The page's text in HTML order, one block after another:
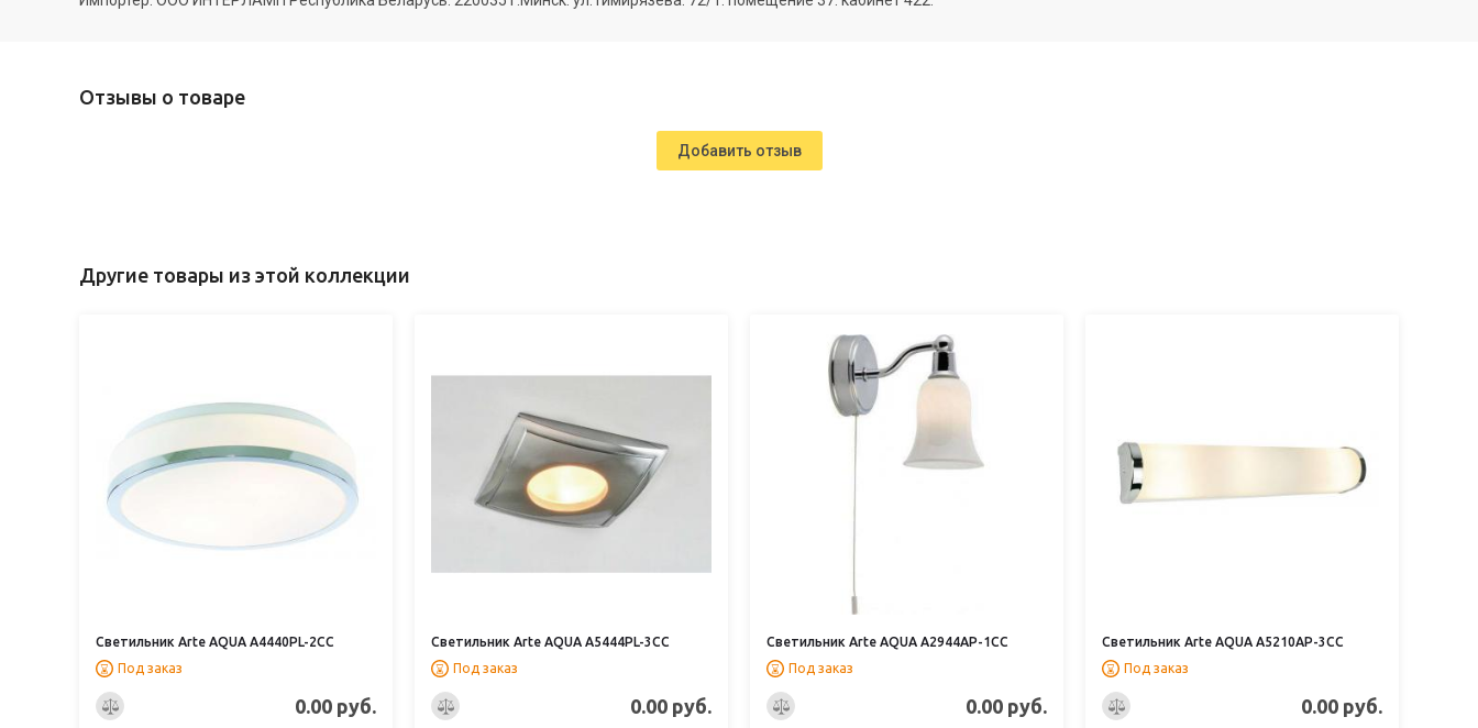
Отзывы о товаре
Добавить отзыв
Другие товары из этой коллекции
Светильник Arte AQUA A4440PL-2CC
Под заказ
0.00 руб.
Светильник Arte AQUA A5444PL-3CC
Под заказ
0.00 руб.
Светильник Arte AQUA A2944AP-1CC
Под заказ
0.00 руб.
Светильник Arte AQUA A5210AP-3CC
Под заказ
0.00 руб.